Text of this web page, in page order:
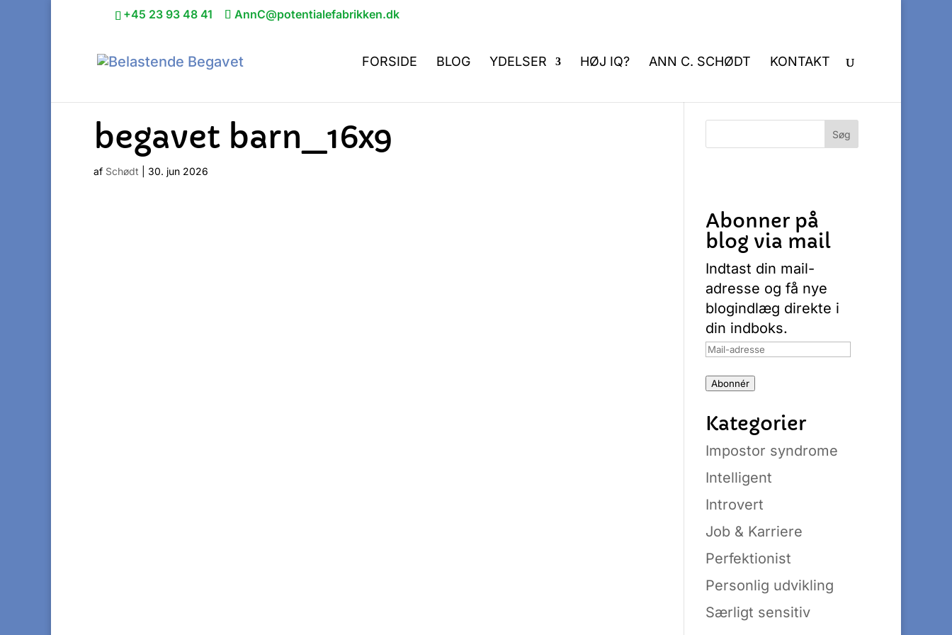
+45 23 93 48 41 AnnC@potentialefabrikken.dk
FORSIDE BLOG YDELSER HØJ IQ? ANN C. SCHØDT KONTAKT
begavet barn_16x9
af Schødt 30. jun 2026
Abonner på
blog via mail
Indtast din mail-
adresse og få nye
blogindlæg direkte i
din indboks.
Mail-
Abonnér
Kategorier
Impostor syndrome
Intelligent
Introvert
Job & Karriere
Perfektionist
Personlig udvikling
Særligt sensitiv